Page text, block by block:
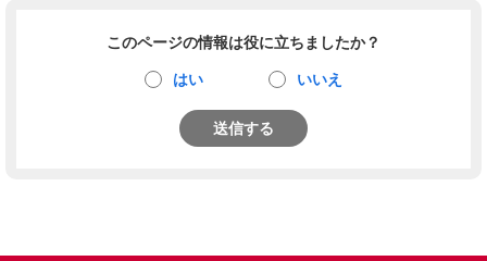
このページの情報は役に立ちましたか？
はい いいえ
送信する